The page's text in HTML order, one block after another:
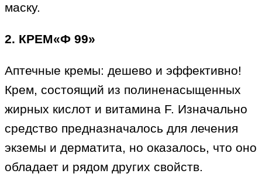
маску.
2. КРЕМ«Ф 99»
Аптечные кремы: дешево и эффективно!
Крем, состоящий из полиненасыщенных
жирных кислот и витамина F. Изначально
средство предназначалось для лечения
экземы и дерматита, но оказалось, что оно
обладает и рядом других свойств.